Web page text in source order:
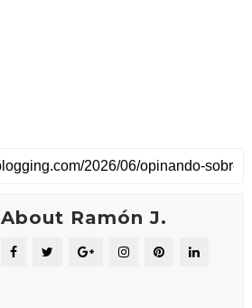
About Ramón J.